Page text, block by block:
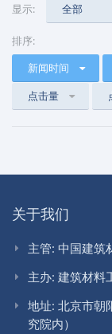
显示: 全部
排序:
新闻时间
点击量
关于我们
主管: 中国建筑
主办: 建筑材料
地址: 北京市朝
究院内）